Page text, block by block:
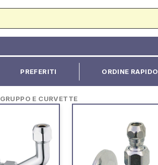
PREFERITI ORDINE RAPIDO
E CURVETTE